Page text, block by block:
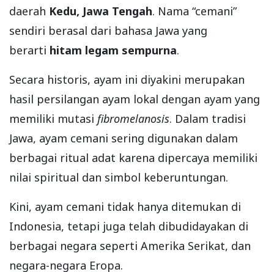
daerah Kedu, Jawa Tengah. Nama “cemani”
sendiri berasal dari bahasa Jawa yang
berarti hitam legam sempurna.
Secara historis, ayam ini diyakini merupakan
hasil persilangan ayam lokal dengan ayam yang
memiliki mutasi fibromelanosis. Dalam tradisi
Jawa, ayam cemani sering digunakan dalam
berbagai ritual adat karena dipercaya memiliki
nilai spiritual dan simbol keberuntungan.
Kini, ayam cemani tidak hanya ditemukan di
Indonesia, tetapi juga telah dibudidayakan di
berbagai negara seperti Amerika Serikat, dan
negara-negara Eropa.